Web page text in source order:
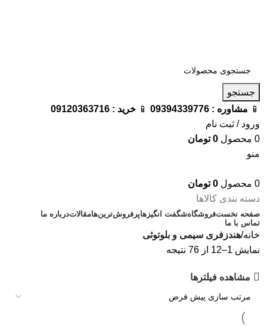
جستجو
📱 مشاوره : 09394339776
📱 خرید : 09120363716
ورود / ثبت نام
0 محصول 0 تومان
منو
0 محصول 0 تومان
دسته بندی کالاها
صفحه نخستفروشگاهشگفت انگیزهاپرفروش‌ترین‌هامقالاتدرباره ما
تماس با ما
خانه هندزفری سیمی و بلوتوثی
نمایش 1–12 از 76 نتیجه
مشاهده فیلترها